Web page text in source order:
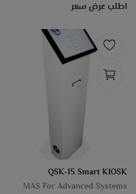
يسجل
موقع
EGP (£)
اطلب عرض سعر
QSK-15 Smart KIOSK
MAS For Advanced Systems